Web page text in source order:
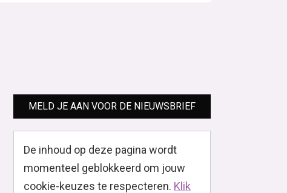
MELD JE AAN VOOR DE NIEUWSBRIEF
De inhoud op deze pagina wordt
momenteel geblokkeerd om jouw
cookie-keuzes te respecteren. Klik